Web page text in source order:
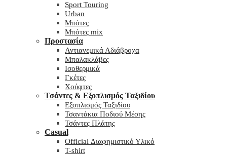
Sport Touring
Urban
Μπότες
Μπότες mix
Προστασία
Αντιανεμικά Αδιάβροχα
Μπαλακλάβες
Ισοθερμικά
Γκέτες
Χούφτες
Τσάντες & Εξοπλισμός Ταξιδίου
Εξοπλισμός Ταξιδίου
Τσαντάκια Ποδιού Μέσης
Τσάντες Πλάτης
Casual
Official Διαφημιστικό Υλικό
T-shirt